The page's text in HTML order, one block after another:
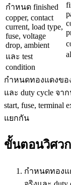
กำหนด finished
copper, contact
current, load type,
fuse, voltage
drop, ambient
และ test
condition
กำหนดทองแดงขอ
และ duty cycle จา
start, fuse,
แยกกัน
ขั้นตอนวิศว
กำหนดทองแ